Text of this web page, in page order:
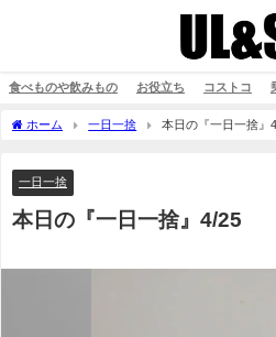
食べものや飲みもの お役立ち コストコ
ホーム 一日一捨 本日の『一日一捨』
一日一捨
本日の『一日一捨』4/25